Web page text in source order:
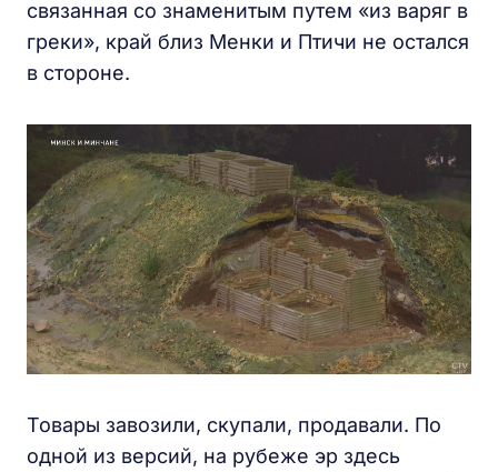
связанная со знаменитым путем «из варяг в
греки», край близ Менки и Птичи не остался
в стороне.
Товары завозили, скупали, продавали. По
одной из версий, на рубеже эр здесь